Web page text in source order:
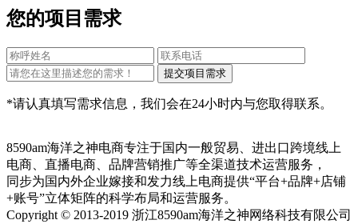
您的项目需求
*请认真填写需求信息，我们会在24小时内与您取得联系。
8590am海洋之神电商专注于国内一般贸易、进出口跨境线上
电商、直播电商、品牌营销推广等全渠道技术运营服务，
同步为国内外企业嫁接和发力线上电商提供“平台+品牌+店铺
+账号”立体矩阵的科学布局和运营服务。
Copyright © 2013-2019 浙江8590am海洋之神网络科技有限公司